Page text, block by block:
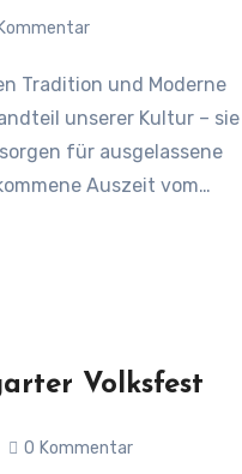
Kommentar
unserer Kultur – sie
für ausgelassene
Auszeit vom…
Volksfest
0 Kommentar